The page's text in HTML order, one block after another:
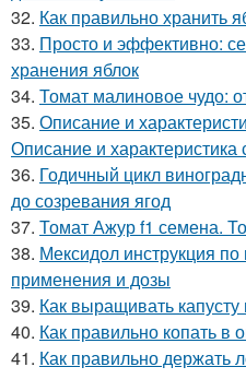
32. Как правильно хранить
33. Просто и эффективно:
хранения яблок
34. Томат малиновое чудо:
35. Описание и
Описание и характеристика
36. Годичный цикл
до созревания ягод
37. Томат Ажур f1 семена.
38. Мексидол инструкция
применения и дозы
39. Как выращивать капусту
40. Как правильно копать в
41. Как правильно держать